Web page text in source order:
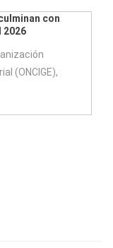
con
2026
(ONCIGE),